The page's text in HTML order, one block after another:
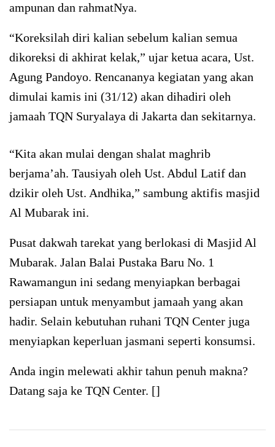
ampunan dan rahmatNya.
“Koreksilah diri kalian sebelum kalian semua
dikoreksi di akhirat kelak,” ujar ketua acara, Ust.
Agung Pandoyo. Rencananya kegiatan yang akan
dimulai kamis ini (31/12) akan dihadiri oleh
jamaah TQN Suryalaya di Jakarta dan sekitarnya.
“Kita akan mulai dengan shalat maghrib
berjama’ah. Tausiyah oleh Ust. Abdul Latif dan
dzikir oleh Ust. Andhika,” sambung aktifis masjid
Al Mubarak ini.
Pusat dakwah tarekat yang berlokasi di Masjid Al
Mubarak. Jalan Balai Pustaka Baru No. 1
Rawamangun ini sedang menyiapkan berbagai
persiapan untuk menyambut jamaah yang akan
hadir. Selain kebutuhan ruhani TQN Center juga
menyiapkan keperluan jasmani seperti konsumsi.
Anda ingin melewati akhir tahun penuh makna?
Datang saja ke TQN Center. []